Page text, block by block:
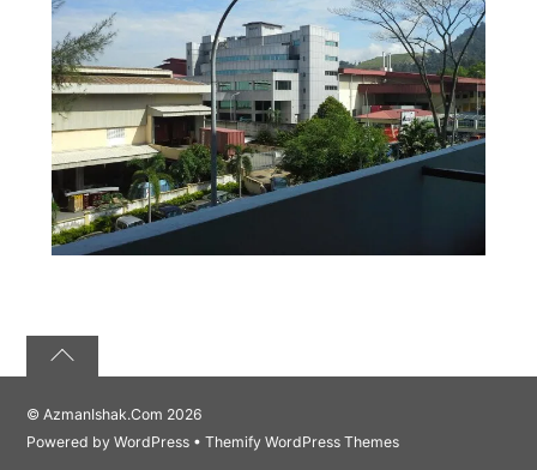
©AzmanIshak.Com 2026
Powered byWordPress •Themify WordPress Themes